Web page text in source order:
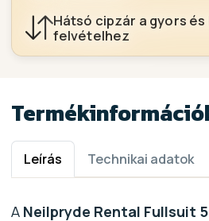
Hátsó cipzár a gyors és
felvételhez
Leírás Technikai adatok
A Neilpryde Rental Fullsuit